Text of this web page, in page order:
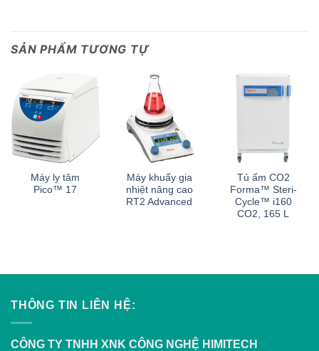
SẢN PHẨM TƯƠNG TỰ
Máy ly tâm
Pico™ 17
Máy khuấy gia
nhiệt nâng cao
RT2 Advanced
Tủ ấm CO2
Forma™ Steri-
Cycle™ i160
CO2, 165 L
THÔNG TIN LIÊN HỆ:
CÔNG TY TNHH XNK CÔNG NGHỆ HIMITECH